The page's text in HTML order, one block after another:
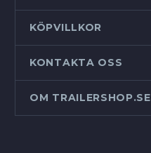
KÖPVILLKOR
KONTAKTA OSS
OM TRAILERSHOP.SE